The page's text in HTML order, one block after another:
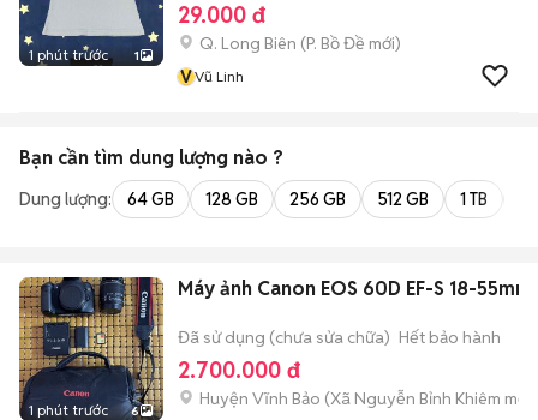
1 phút trước 1
29.000 đ
Q. Long Biên (P. Bồ Đề mới)
VVũ Linh
Bạn cần tìm dung lượng nào ?
Dung lượng: 64 GB 128 GB 256 GB 512 GB 1 TB
1 phút trước 6
Máy ảnh Canon EOS 60D EF-S 18-55mm
Đã sử dụng (chưa sửa chữa) Hết bảo hành
2.700.000 đ
Huyện Vĩnh Bảo (Xã Nguyễn Bỉnh Khiêm mới)